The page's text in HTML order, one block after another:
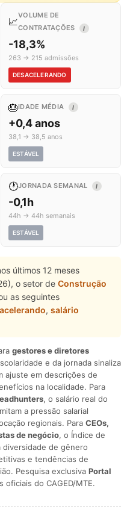
📈
VOLUME DE
CONTRATAÇÕES
I
-18,3%
263 → 215 admissões
DESACELERANDO
🎂IDADE MÉDIA I
+0,4 anos
38,1 → 38,5 anos
ESTÁVEL
🕐JORNADA SEMANAL I
-0,1h
44h → 44h semanais
ESTÁVEL
últimos 12 meses
o setor de Construção
as seguintes
, salário
gestores e diretores
e da jornada sinaliza
ajuste em descrições de
na localidade. Para
, o salário real do
a pressão salarial
regionais. Para CEOs,
de negócio, o Índice de
de gênero
e tendências de
Pesquisa exclusiva Portal
oficiais do CAGED/MTE.